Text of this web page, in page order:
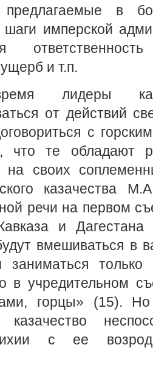
в
имперской
и т.п.
лидеры
от действий
с
что те обладают
на своих
казачества
речи на первом
и Дагестана
вмешиваться в
заниматься
в учредительном
горцы» (15). Но
казачество
с ее